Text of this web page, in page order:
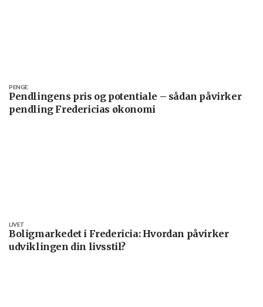
Pendlingens pris og potentiale – sådan påvirker
pendling Fredericias økonomi
PENGE
Boligmarkedet i Fredericia: Hvordan påvirker
udviklingen din livsstil?
LIVET